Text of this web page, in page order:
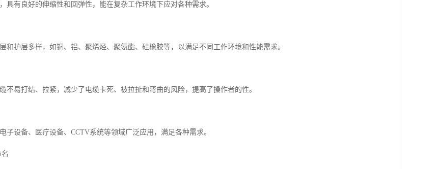
具有良好的伸缩性和回弹性，能在复杂工作环境下应对各种需求。
和护层多样，如铜、铝、聚烯烃、聚氨酯、硅橡胶等，以满足不同工作环境和性能需求。
不易打结、拉紧，减少了电缆卡死、被拉扯和弯曲的风险，提高了操作者的性。
子设备、医疗设备、CCTV系统等领域广泛应用，满足各种需求。